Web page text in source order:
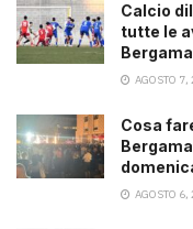
Calcio
tutte le
AGOSTO
Cosa
AGOSTO